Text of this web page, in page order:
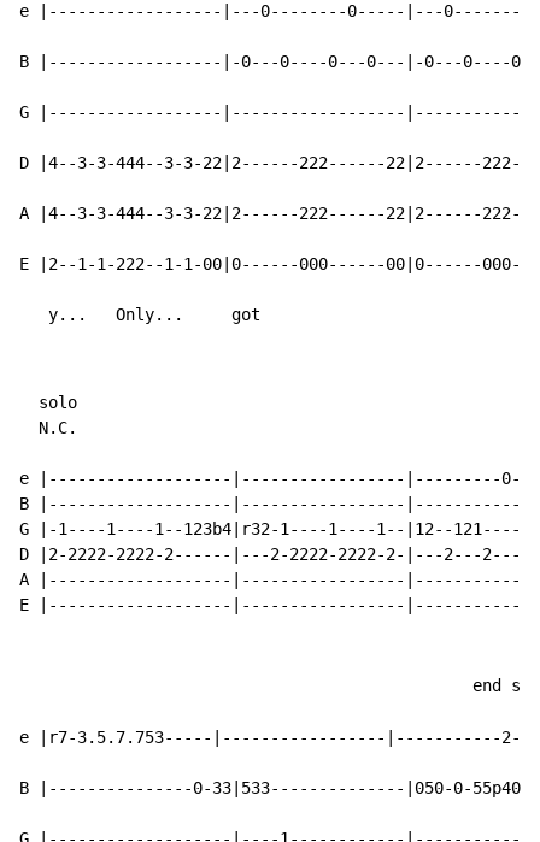
e |------------------|---0--------0-----|---0--------
B |------------------|-0---0----0---0---|-0---0----
G |------------------|------------------
D |4--3-3-444--3-3-22|2------222------22|2------
A |4--3-3-444--3-3-22|2------222------22|2------
E |2--1-1-222--1-1-00|0------000------00|0------
   y...   Only...     got
  solo
N.C.
e |-------------------|-----------------|---------0-
B |-------------------|-----------------
G |-1----1----1--123b4|r32-1----1----1--|12--
D |2-2222-2222-2------|---2-2222-2222-2-|---2---
A |-------------------|-----------------
E |-------------------|-----------------
end
e |r7-3.5.7.753-----|-----------------|-----------2-
B |---------------0-33|533--------------|050-0-